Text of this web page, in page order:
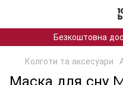
Безкоштовна
Колготи та аксесуари
Маска для сну